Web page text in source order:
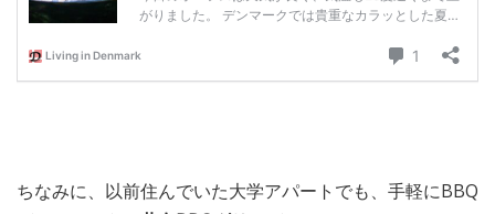
ちなみに、以前住んでいた大学アパートでも、手軽にBBQ